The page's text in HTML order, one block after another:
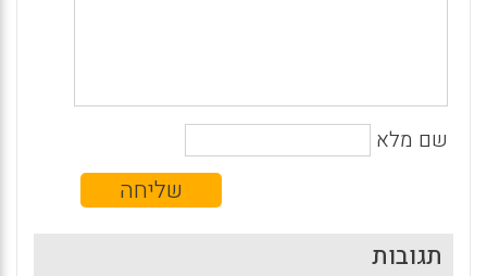
שם מלא
תגובות